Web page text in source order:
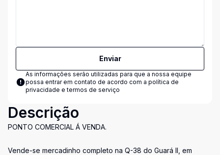
Enviar
As informações serão utilizadas para que a nossa equipe
possa entrar em contato de acordo com a política de
privacidade e termos de serviço
Descrição
PONTO COMERCIAL Á VENDA.
Vende-se mercadinho completo na Q-38 do Guará II, em